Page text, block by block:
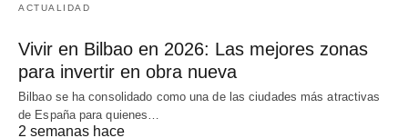
ACTUALIDAD
Vivir en Bilbao en 2026: Las mejores zonas
para invertir en obra nueva
Bilbao se ha consolidado como una de las ciudades más atractivas
de España para quienes…
2 semanas hace